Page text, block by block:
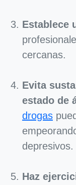
Establece
cercanas.
Evita
estado de
drogas
depresivos.
Haz